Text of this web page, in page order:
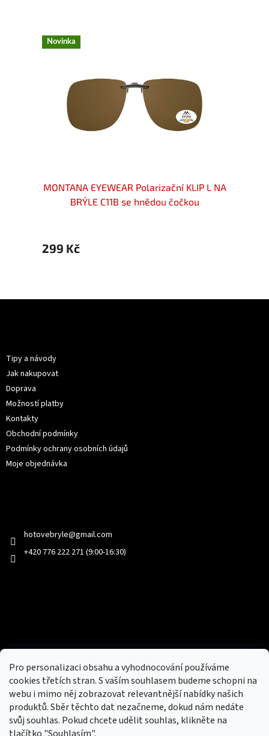
Pro personalizaci obsahu a vyhodnocování používáme
cookies třetích stran. S vaším souhlasem budeme schopni na
webu i mimo něj zobrazovat relevantnější nabídky našich
produktů. Sběr těchto dat nezačneme, dokud nám nedáte
svůj souhlas. Pokud chcete udělit souhlas, klikněte na
Novinka
MONTANA EYEWEAR Polarizační KLIP L NA
BRÝLE C11B se hnědou čočkou
299 Kč
Tipy a návody
Jak nakupovat
Doprava
Možností platby
Kontakty
Obchodní podmínky
Podmínky ochrany osobních údajů
Moje objednávka
hotovebryle@gmail.com
+420 776 222 271 (9:00-16:30)